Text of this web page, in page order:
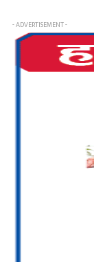
- ADVERTISEMENT -